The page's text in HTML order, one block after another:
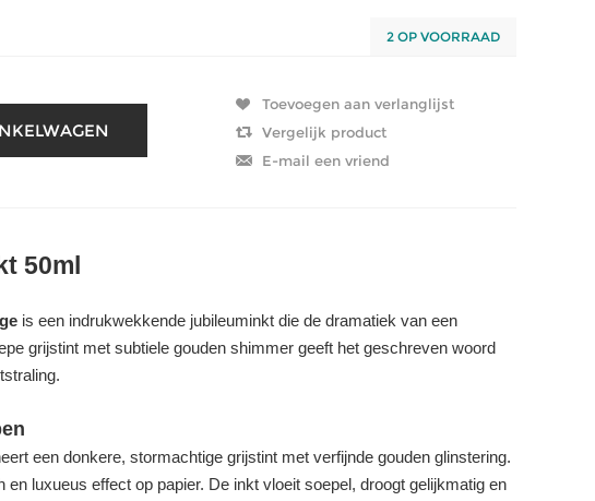
2 OP VOORRAAD
50ml
is een indrukwekkende jubileuminkt die de dramatiek van een
grijstint met subtiele gouden shimmer geeft het geschreven woord
een donkere, stormachtige grijstint met verfijnde gouden glinstering.
luxueus effect op papier. De inkt vloeit soepel, droogt gelijkmatig en